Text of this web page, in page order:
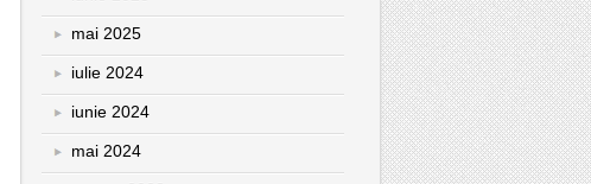
mai 2025
iulie 2024
iunie 2024
mai 2024